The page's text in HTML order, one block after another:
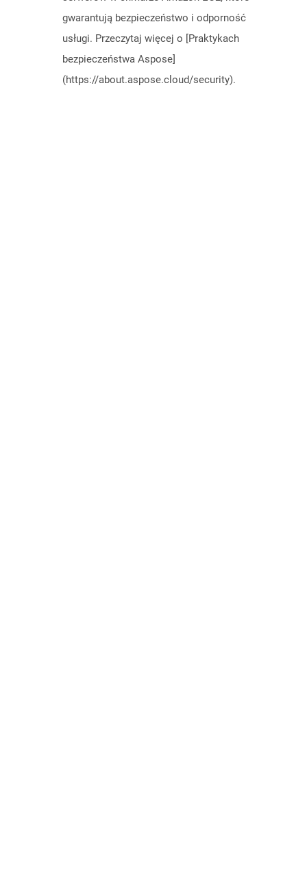
gwarantują bezpieczeństwo i odporność
usługi. Przeczytaj więcej o [Praktykach
bezpieczeństwa Aspose]
(https://about.aspose.cloud/security).